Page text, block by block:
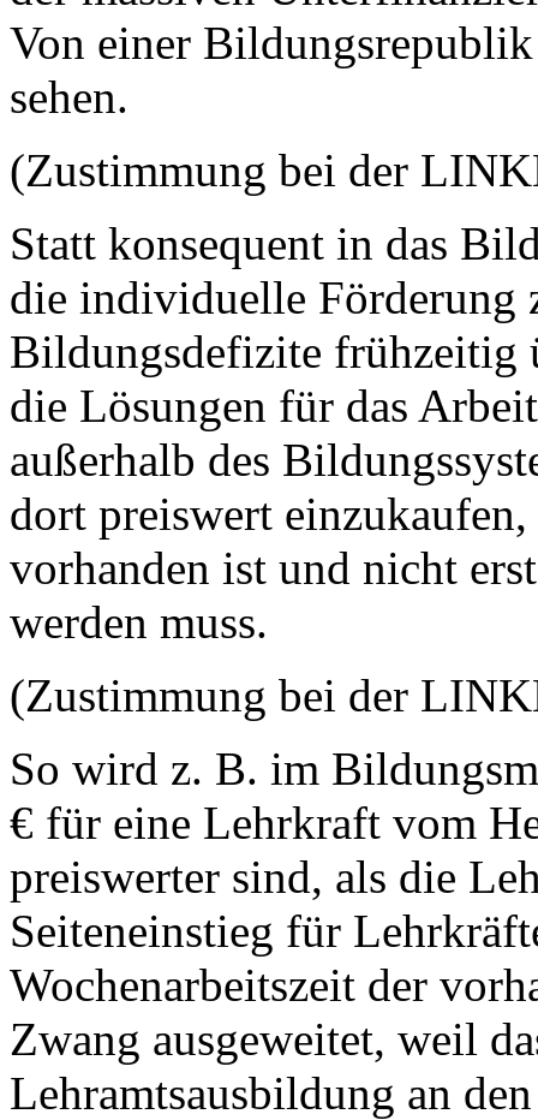
Von einer
sehen.
(Zustimmung bei der
Statt konsequent in das
die individuelle Förderung
Bildungsdefizite frühzeitig
die Lösungen für das
außerhalb des
dort preiswert
vorhanden ist und nicht
werden muss.
(Zustimmung bei der
So wird z. B. im
€ für eine Lehrkraft vom
preiswerter sind, als die
Seiteneinstieg für
Wochenarbeitszeit der
Zwang ausgeweitet, weil
Lehramtsausbildung an